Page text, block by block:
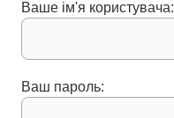
Ваше ім'я користувача:
Ваш пароль: